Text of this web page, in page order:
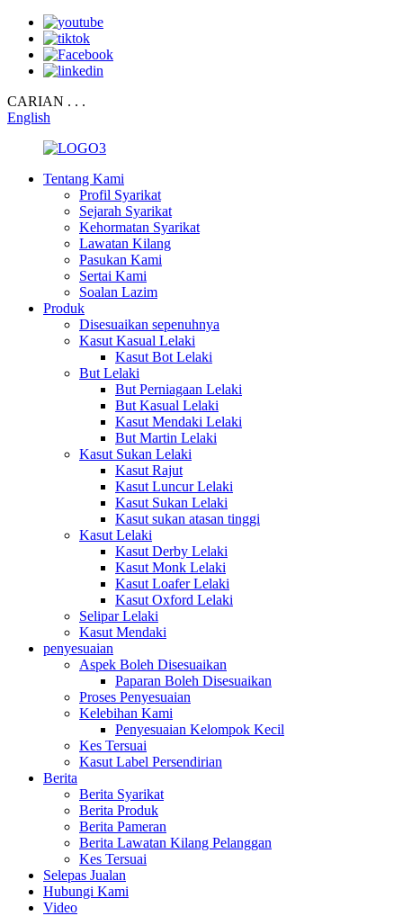
CARIAN . . .
English
Tentang Kami
Profil Syarikat
Sejarah Syarikat
Kehormatan Syarikat
Lawatan Kilang
Pasukan Kami
Sertai Kami
Soalan Lazim
Produk
Disesuaikan sepenuhnya
Kasut Kasual Lelaki
Kasut Bot Lelaki
But Lelaki
But Perniagaan Lelaki
But Kasual Lelaki
Kasut Mendaki Lelaki
But Martin Lelaki
Kasut Sukan Lelaki
Kasut Rajut
Kasut Luncur Lelaki
Kasut Sukan Lelaki
Kasut sukan atasan tinggi
Kasut Lelaki
Kasut Derby Lelaki
Kasut Monk Lelaki
Kasut Loafer Lelaki
Kasut Oxford Lelaki
Selipar Lelaki
Kasut Mendaki
penyesuaian
Aspek Boleh Disesuaikan
Paparan Boleh Disesuaikan
Proses Penyesuaian
Kelebihan Kami
Penyesuaian Kelompok Kecil
Kes Tersuai
Kasut Label Persendirian
Berita
Berita Syarikat
Berita Produk
Berita Pameran
Berita Lawatan Kilang Pelanggan
Kes Tersuai
Selepas Jualan
Hubungi Kami
Video